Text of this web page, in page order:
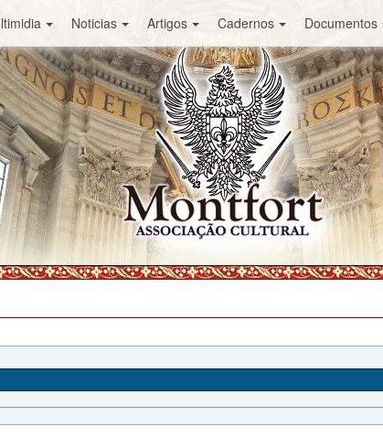
Noticias Artigos Cadernos Documentos